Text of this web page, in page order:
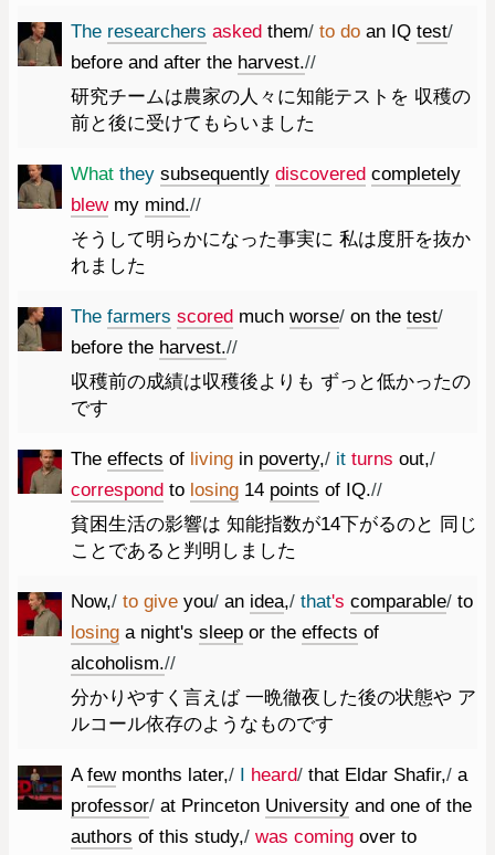
The researchers asked them/ to do an IQ test/
before and after the harvest.//
研究チームは農家の人々に知能テストを 収穫の
前と後に受けてもらいました
What they subsequently discovered completely
blew my mind.//
そうして明らかになった事実に 私は度肝を抜か
れました
The farmers scored much worse/ on the test/
before the harvest.//
収穫前の成績は収穫後よりも ずっと低かったの
です
The effects of living in poverty,/ it turns out,/
correspond to losing 14 points of IQ.//
貧困生活の影響は 知能指数が14下がるのと 同じ
ことであると判明しました
Now,/ to give you/ an idea,/ that's comparable/ to
losing a night's sleep or the effects of
alcoholism.//
分かりやすく言えば 一晩徹夜した後の状態や ア
ルコール依存のようなものです
A few months later,/ I heard/ that Eldar Shafir,/ a
professor/ at Princeton University and one of the
authors of this study,/ was coming over to